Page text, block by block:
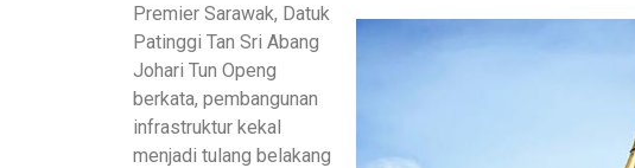
Premier Sarawak, Datuk
Patinggi Tan Sri Abang
Johari Tun Openg
berkata, pembangunan
infrastruktur kekal
menjadi tulang belakang